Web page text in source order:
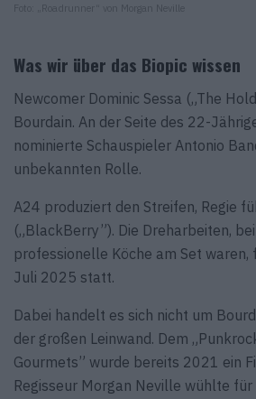
Foto: „Roadrunner“ von Morgan Neville
Was wir über das Biopic wissen
Newcomer Dominic Sessa („The
Bourdain. An der Seite des 22-
nominierte Schauspieler Antonio
unbekannten Rolle.
A24 produziert den Streifen, Regie
(„BlackBerry”). Die Dreharbeiten,
professionelle Köche am Set waren,
Juli 2025 statt.
Dabei handelt es sich nicht um
der großen Leinwand. Dem
Gourmets” wurde bereits 2021 ein
Regisseur Morgan Neville wühlte